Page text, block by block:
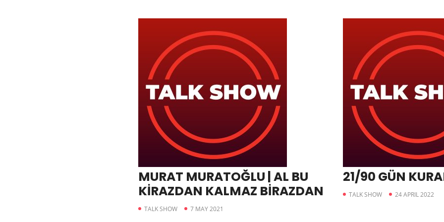
MURAT MURATOĞLU | AL BU
KİRAZDAN KALMAZ BİRAZDAN
TALK SHOW 7 MAY 2021
21/90 GÜN
TALK SHOW 24 APRIL 2022